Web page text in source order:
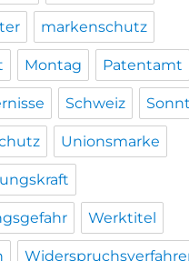
markenschutz
Montag Patentamt
Schweiz
Unionsmarke
Werktitel